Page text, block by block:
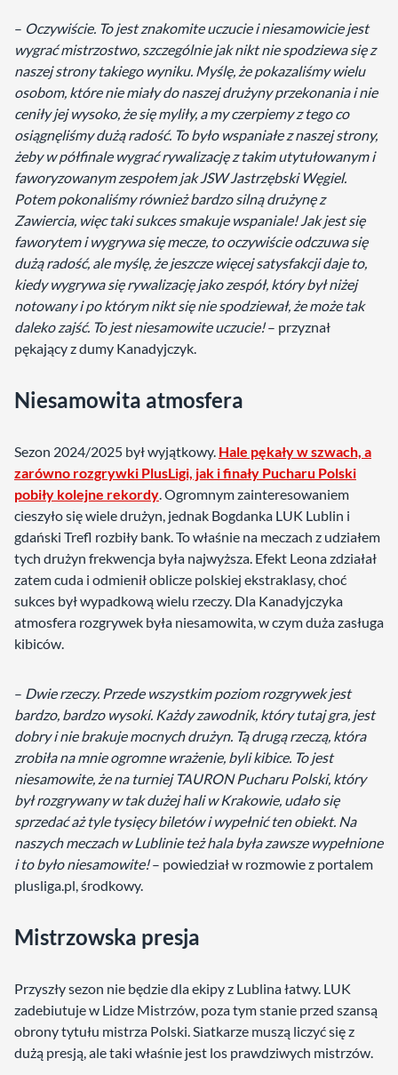
– Oczywiście. To jest znakomite uczucie i niesamowicie jest
wygrać mistrzostwo, szczególnie jak nikt nie spodziewa się z
naszej strony takiego wyniku. Myślę, że pokazaliśmy wielu
osobom, które nie miały do naszej drużyny przekonania i nie
ceniły jej wysoko, że się myliły, a my czerpiemy z tego co
osiągnęliśmy dużą radość. To było wspaniałe z naszej strony,
żeby w półfinale wygrać rywalizację z takim utytułowanym i
faworyzowanym zespołem jak JSW Jastrzębski Węgiel.
Potem pokonaliśmy również bardzo silną drużynę z
Zawiercia, więc taki sukces smakuje wspaniale! Jak jest się
faworytem i wygrywa się mecze, to oczywiście odczuwa się
dużą radość, ale myślę, że jeszcze więcej satysfakcji daje to,
kiedy wygrywa się rywalizację jako zespół, który był niżej
notowany i po którym nikt się nie spodziewał, że może tak
daleko zajść. To jest niesamowite uczucie!– przyznał
pękający z dumy Kanadyjczyk.
Niesamowita atmosfera
Sezon 2024/2025 był wyjątkowy. Hale pękały w szwach, a
zarówno rozgrywki PlusLigi, jak i finały Pucharu Polski
pobiły kolejne rekordy. Ogromnym zainteresowaniem
cieszyło się wiele drużyn, jednak Bogdanka LUK Lublin i
gdański Trefl rozbiły bank. To właśnie na meczach z udziałem
tych drużyn frekwencja była najwyższa. Efekt Leona zdziałał
zatem cuda i odmienił oblicze polskiej ekstraklasy, choć
sukces był wypadkową wielu rzeczy. Dla Kanadyjczyka
atmosfera rozgrywek była niesamowita, w czym duża zasługa
kibiców.
– Dwie rzeczy. Przede wszystkim poziom rozgrywek jest
bardzo, bardzo wysoki. Każdy zawodnik, który tutaj gra, jest
dobry i nie brakuje mocnych drużyn. Tą drugą rzeczą, która
zrobiła na mnie ogromne wrażenie, byli kibice. To jest
niesamowite, że na turniej TAURON Pucharu Polski, który
był rozgrywany w tak dużej hali w Krakowie, udało się
sprzedać aż tyle tysięcy biletów i wypełnić ten obiekt. Na
naszych meczach w Lublinie też hala była zawsze wypełnione
i to było niesamowite!– powiedział w rozmowie z portalem
plusliga.pl, środkowy.
Mistrzowska presja
Przyszły sezon nie będzie dla ekipy z Lublina łatwy. LUK
zadebiutuje w Lidze Mistrzów, poza tym stanie przed szansą
obrony tytułu mistrza Polski. Siatkarze muszą liczyć się z
dużą presją, ale taki właśnie jest los prawdziwych mistrzów.